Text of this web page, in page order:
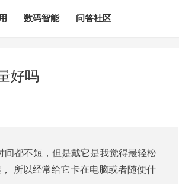
数码智能 问答社区
好吗
都不短，但是戴它是我觉得最轻松
所以经常给它卡在电脑或者随便什